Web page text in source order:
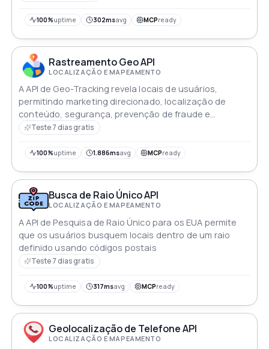
Esta API é uma solução eficiente e precisa para quem
códigos postais que estejam faltando
100%uptime 302msavg MCPready
Rastreamento Geo API
LOCALIZAÇÃO E MAPEAMENTO
A API de Geo-Tracking revela locais de usuários,
permitindo marketing direcionado, localização de
conteúdo, segurança, prevenção de fraude e
experiências personalizadas para o usuário
Teste 7 dias gratis
100%uptime 1.886msavg MCPready
Busca de Raio Único API
LOCALIZAÇÃO E MAPEAMENTO
A API de Pesquisa de Raio Único para os EUA permite
que os usuários busquem locais dentro de um raio
definido usando códigos postais
Teste 7 dias gratis
100%uptime 317msavg MCPready
Geolocalização de Telefone API
LOCALIZAÇÃO E MAPEAMENTO